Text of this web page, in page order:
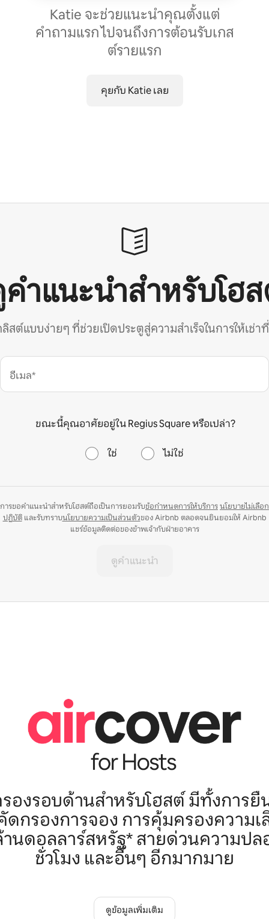
Katie จะช่วยแนะนำคุณตั้งแต่
คำถามแรก ไปจนถึงการต้อนรับเกส
ต์รายแรก
คุยกับ Katie เลย
ำแนะนำสำหรับโฮ
ลิสต์แบบง่ายๆ ที่ช่วยเปิดประตูสู่ความสำเร็จในการให้เช่า
อีเมล*
ขณะนี้คุณอาศัยอยู่ใน Regius Square หรือเปล่า?
ใช่ ไม่ใช่
การขอคำแนะนำสำหรับโฮสต์ถือเป็นการยอมรับข้อกำหนดการให้บริการนโยบายไม่เลือก
ปฏิบัติและรับทราบนโยบายความเป็นส่วนตัวของ Airbnb ตลอดจนยินยอมให้ Airbnb
แชร์ข้อมูลติดต่อของข้าพเจ้ากับฝ่ายอาคาร
ดูคำแนะนำ
องรอบด้านสำหรับโฮสต์ มีทั้งการ
ดกรองการจอง การคุ้มครองความเ
านดอลลาร์สหรัฐ* สายด่วนความป
ชั่วโมง และอื่นๆ อีกมากมาย
ดูข้อมูลเพิ่มเติม